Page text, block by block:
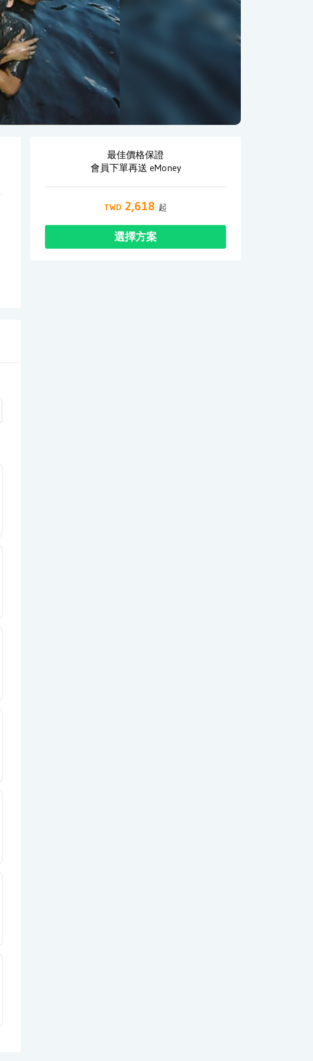
最佳價格保證
會員下單再送 eMoney
2,618
選擇方案